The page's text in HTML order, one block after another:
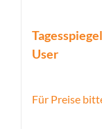
User
Für Preise